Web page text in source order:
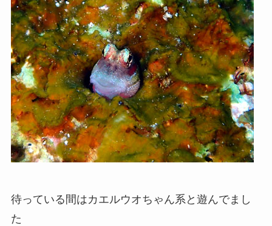
待っている間はカエルウオちゃん系と遊んでまし
た